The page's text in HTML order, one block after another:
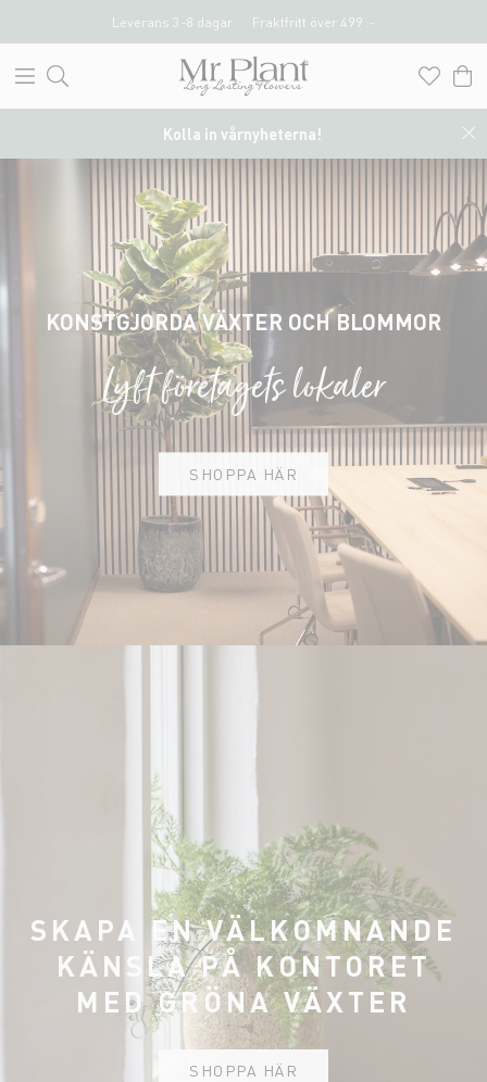
Leverans 3-8 dagar Fraktfritt över 499 :-
Kolla in vårnyheterna!
KONSTGJORDA VÄXTER OCH BLOMMOR
Lyft företagets lokaler
SHOPPA HÄR
SKAPA EN VÄLKOMNANDE
KÄNSLA PÅ KONTORET
MED GRÖNA VÄXTER
SHOPPA HÄR